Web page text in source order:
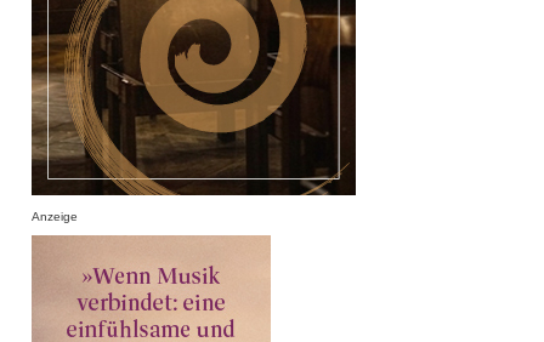
Anzeige